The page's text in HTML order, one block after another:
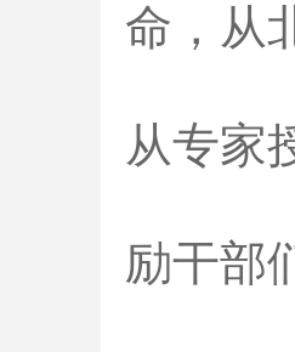
命，从
从专家
励干部